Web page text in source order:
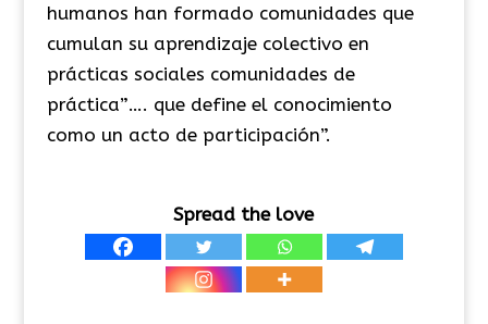
humanos han formado comunidades que
cumulan su aprendizaje colectivo en
prácticas sociales comunidades de
práctica”…. que define el conocimiento
como un acto de participación”.
Spread the love